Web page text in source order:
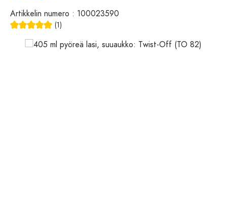
Artikkelin numero : 100023590
(1)